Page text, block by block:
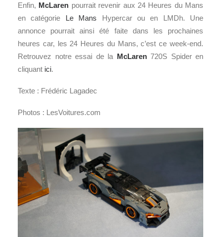
Enfin, McLaren pourrait revenir aux 24 Heures du Mans
en catégorie Le Mans Hypercar ou en LMDh. Une
annonce pourrait ainsi été faite dans les prochaines
heures car, les 24 Heures du Mans, c’est ce week-end.
Retrouvez notre essai de la McLaren720S Spider en
cliquant ici.
Texte : Frédéric Lagadec
Photos : LesVoitures.com